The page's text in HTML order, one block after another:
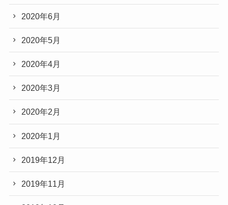
2020年6月
2020年5月
2020年4月
2020年3月
2020年2月
2020年1月
2019年12月
2019年11月